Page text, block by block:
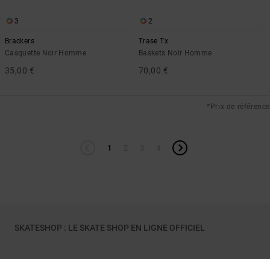
3
Brackers
Casquette Noir Homme
35,00 €
2
Trase Tx
Baskets Noir Homme
70,00 €
*Prix de référence
1
SKATESHOP : LE SKATE SHOP EN LIGNE OFFICIEL